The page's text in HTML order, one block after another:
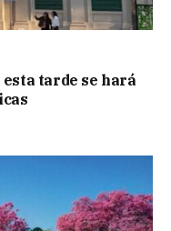
tarde se hará